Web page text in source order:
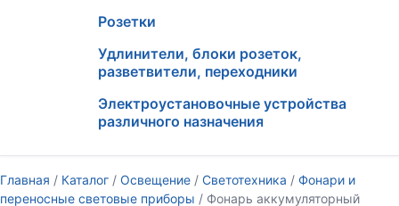
Розетки
Удлинители, блоки розеток,
разветвители, переходники
Электроустановочные устройства
различного назначения
Главная / Каталог / Освещение / Светотехника / Фонари и
переносные световые приборы / Фонарь аккумуляторный